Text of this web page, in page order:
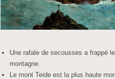
Une rafale de secousses a frappé
montagne.
Le mont Teide est la plus haute